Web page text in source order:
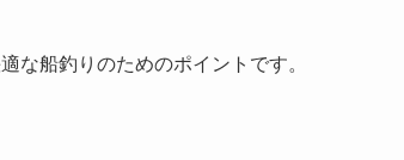
な船釣りのためのポイントです。